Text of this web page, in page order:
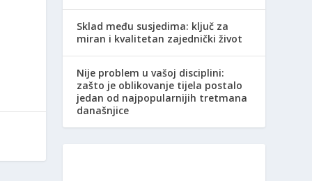
Sklad među susjedima: ključ za
miran i kvalitetan zajednički život
Nije problem u vašoj disciplini:
zašto je oblikovanje tijela postalo
jedan od najpopularnijih tretmana
današnjice